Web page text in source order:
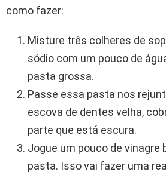
como fazer:
Misture três colheres de
sódio com um pouco de
pasta grossa.
Passe essa pasta nos
escova de dentes velha,
parte que está escura.
Jogue um pouco de vinagre
pasta. Isso vai fazer uma